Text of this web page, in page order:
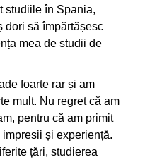
studiile în Spania,
dori să împărtășesc
mea de studii de
foarte rar și am
mult. Nu regret că am
pentru că am primit
și experiență.
țări, studierea